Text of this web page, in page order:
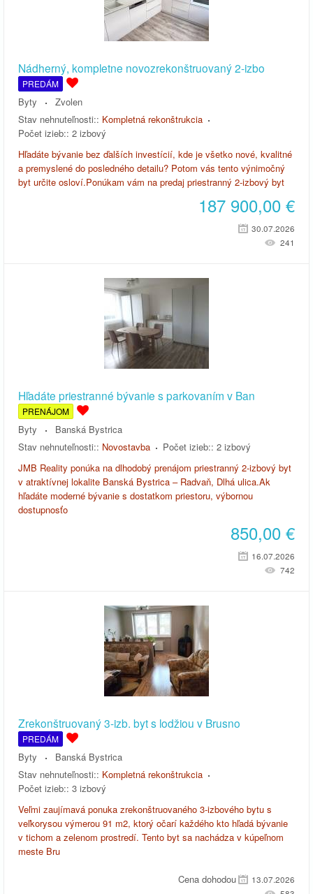
Nádherný, kompletne novozrekonštruovaný 2-izbo
PREDÁM
Byty
Zvolen
Stav nehnuteľnosti:: Kompletná rekonštrukcia
Počet izieb:: 2 izbový
Hľadáte bývanie bez ďalších investícií, kde je všetko nové, kvalitné
a premyslené do posledného detailu? Potom vás tento výnimočný
byt určite osloví.Ponúkam vám na predaj priestranný 2-izbový byt
187 900,00 €
30.07.2026
241
Hľadáte priestranné bývanie s parkovaním v Ban
PRENÁJOM
Byty
Banská Bystrica
Stav nehnuteľnosti:: Novostavba Počet izieb:: 2 izbový
JMB Reality ponúka na dlhodobý prenájom priestranný 2-izbový byt
v atraktívnej lokalite Banská Bystrica – Radvaň, Dlhá ulica.Ak
hľadáte moderné bývanie s dostatkom priestoru, výbornou
dostupnosťo
850,00 €
16.07.2026
742
Zrekonštruovaný 3-izb. byt s lodžiou v Brusno
PREDÁM
Byty
Banská Bystrica
Stav nehnuteľnosti:: Kompletná rekonštrukcia
Počet izieb:: 3 izbový
Veľmi zaujímavá ponuka zrekonštruovaného 3-izbového bytu s
veľkorysou výmerou 91 m2, ktorý očarí každého kto hľadá bývanie
v tichom a zelenom prostredí. Tento byt sa nachádza v kúpeľnom
meste Bru
Cena dohodou
13.07.2026